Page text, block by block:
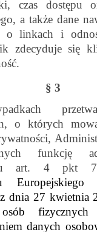
czas dostępu
a także dane
o linkach i
zdecyduje się
§ 3
o których
funkcję
art. 4 pkt
dnia 27 kwietnia
osób
danych